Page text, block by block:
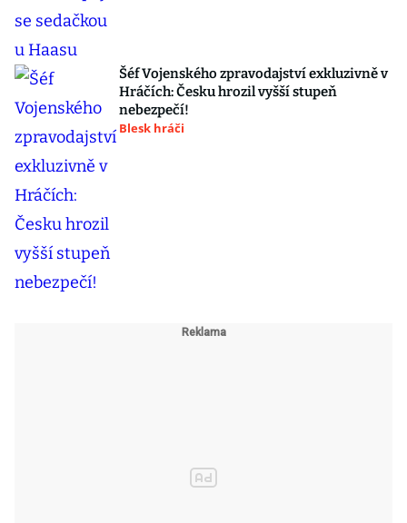
Šéf Vojenského zpravodajství exkluzivně v
Hráčích: Česku hrozil vyšší stupeň
nebezpečí!
Blesk hráči